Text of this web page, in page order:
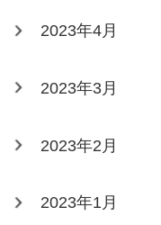
2023年4月
2023年3月
2023年2月
2023年1月